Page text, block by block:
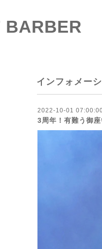
BARBER
インフォメー
2022-10-01
3周年！有難う御